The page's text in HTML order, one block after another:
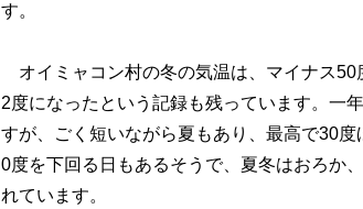
す。
オイミャコン村の冬の気温は、マイナス50
2度になったという記録も残っています。一
すが、ごく短いながら夏もあり、最高で30
0度を下回る日もあるそうで、夏冬はおろか
れています。